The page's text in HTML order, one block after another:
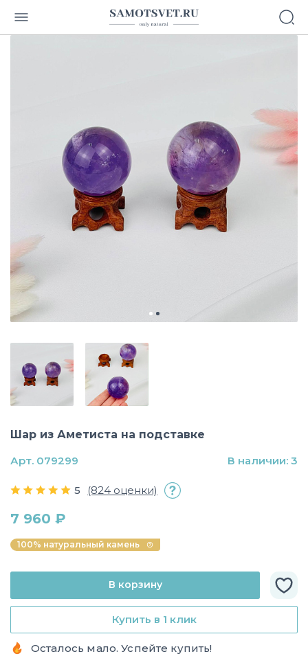
Шар из Аметиста на подставке
5 (824 оценки)
7 960 ₽
100% натуральный камень
Купить в 1 клик
В корзину
Осталось мало. Успейте купить!
Арт. 079299 В наличии: 3